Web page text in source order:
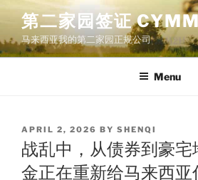
Skip
content
第二家园签证
马来西亚我的第二家园正规公司
Menu
POSTED
ON
APRIL 2, 2026 BY SHENQI
战乱中，从债券到豪
金正在重新给马来西亚